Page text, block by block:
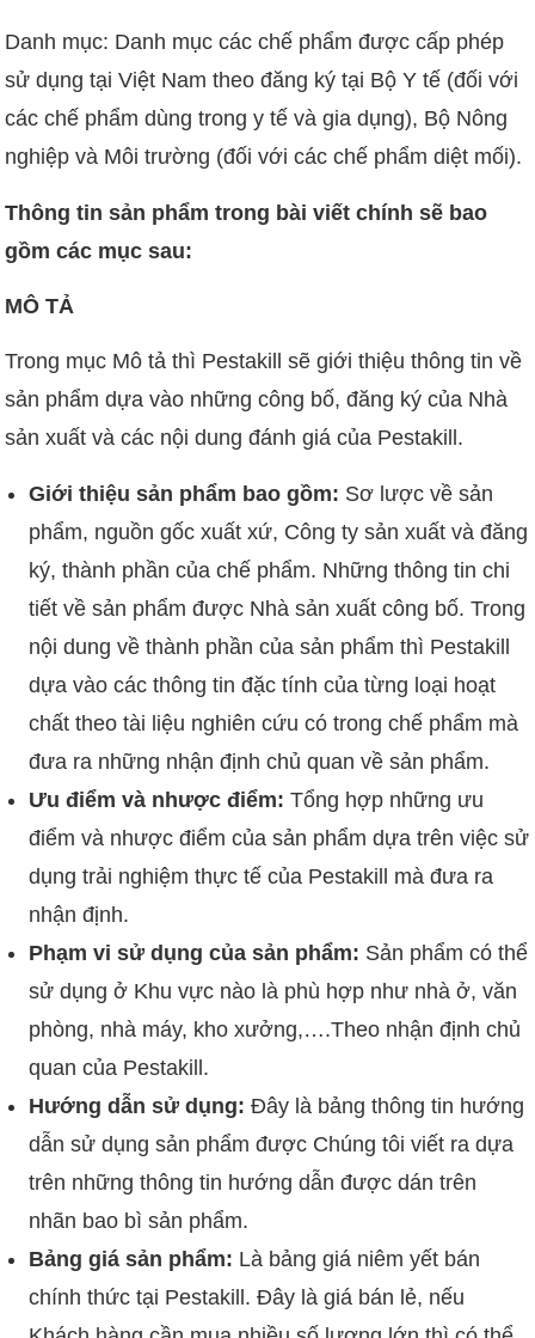
Danh mục: Danh mục các chế phẩm được cấp phép
sử dụng tại Việt Nam theo đăng ký tại Bộ Y tế (đối với
các chế phẩm dùng trong y tế và gia dụng), Bộ Nông
nghiệp và Môi trường (đối với các chế phẩm diệt mối).
Thông tin sản phẩm trong bài viết chính sẽ bao
gồm các mục sau:
MÔ TẢ
Trong mục Mô tả thì Pestakill sẽ giới thiệu thông tin về
sản phẩm dựa vào những công bố, đăng ký của Nhà
sản xuất và các nội dung đánh giá của Pestakill.
Giới thiệu sản phẩm bao gồm: Sơ lược về sản
phẩm, nguồn gốc xuất xứ, Công ty sản xuất và đăng
ký, thành phần của chế phẩm. Những thông tin chi
tiết về sản phẩm được Nhà sản xuất công bố. Trong
nội dung về thành phần của sản phẩm thì Pestakill
dựa vào các thông tin đặc tính của từng loại hoạt
chất theo tài liệu nghiên cứu có trong chế phẩm mà
đưa ra những nhận định chủ quan về sản phẩm.
Ưu điểm và nhược điểm: Tổng hợp những ưu
điểm và nhược điểm của sản phẩm dựa trên việc sử
dụng trải nghiệm thực tế của Pestakill mà đưa ra
nhận định.
Phạm vi sử dụng của sản phẩm: Sản phẩm có thể
sử dụng ở Khu vực nào là phù hợp như nhà ở, văn
phòng, nhà máy, kho xưởng,….Theo nhận định chủ
quan của Pestakill.
Hướng dẫn sử dụng: Đây là bảng thông tin hướng
dẫn sử dụng sản phẩm được Chúng tôi viết ra dựa
trên những thông tin hướng dẫn được dán trên
nhãn bao bì sản phẩm.
Bảng giá sản phẩm: Là bảng giá niêm yết bán
chính thức tại Pestakill. Đây là giá bán lẻ, nếu